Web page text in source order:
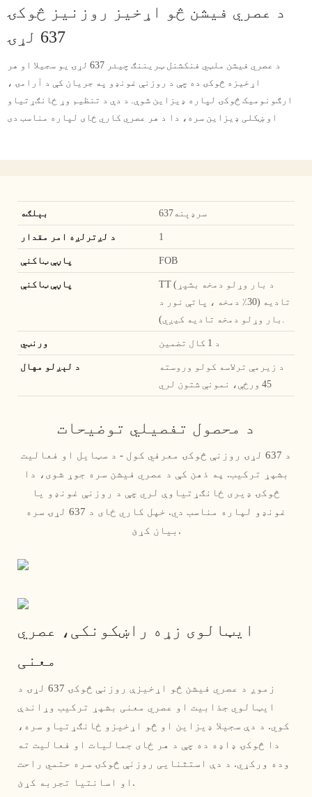
د عصري فیشن څو اړخیز روزنیز څوکۍ
637 لړۍ
د عصري فیشن ملټي فنکشنل ټریننګ چیئر 637 لړۍ یو سجیلا او هر
اړخیزه څوکۍ ده چې د روزنې غونډو په جریان کې د آرامۍ ،
ارګونومیک څوکۍ لپاره ډیزاین شوې. د دې د تنظیم وړ ځانګړتیاو
او ښکلی ډیزاین سره، دا د هر عصري کاري ځای لپاره مناسب دی
سرډېنه637
1
FOB
TT (د بار وړلو دمخه بشپړ
تادیه (30٪ دمخه ، پاتې نور د
بار وړلو دمخه تادیه کیږي).
د 1 کال تضمین
د زیرمې ترلاسه کولو وروسته
45 ورځې، نمونې شتون لري
د محصول تفصيلي توضیحات
د 637 لړۍ روزنې څوکۍ معرفي کول - د سټایل او فعالیت
بشپړ ترکیب. په ذهن کې د عصري فیشن سره جوړ شوی، دا
څوکۍ ډیری ځانګړتیاوې لري چې د روزنې غونډو یا
غونډو لپاره مناسب دي. خپل کاري ځای د 637 لړۍ سره
بیان کړئ.
ایټالوی زړه راښکونکی، عصري
معنی
زموږ د عصري فیشن څو اړخیزې روزنې څوکۍ 637 لړۍ د
ایټالوي جذابیت او عصري معنی بشپړ ترکیب وړاندې
کوي. د دې سجیلا ډیزاین او څو اړخیزو ځانګړتیاو سره،
دا څوکۍ ډاډه ده چې د هر ځای جمالیات او فعالیت ته
وده ورکړي. د دې استثنایی روزنې څوکۍ سره حتمي راحت
او اسانتیا تجربه کړئ.